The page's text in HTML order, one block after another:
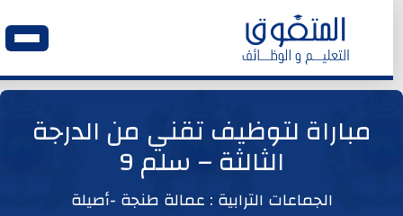
مباراة لتوظيف تقني من الدرجة
الثالثة – سلم 9
الجماعات الترابية : عمالة طنجة -أصيلة